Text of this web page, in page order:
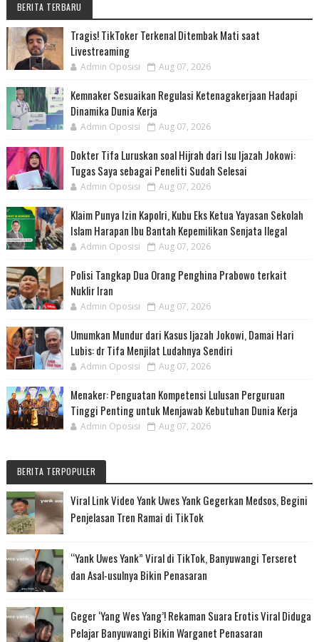
BERITA TERBARU
Tragis! TikToker Terkenal Ditembak Mati saat
Livestreaming
Admin Oposisi Aug 07, 2026
Kemnaker Sesuaikan Regulasi Ketenagakerjaan Hadapi
Dinamika Dunia Kerja
Admin Oposisi Aug 07, 2026
Dokter Tifa Luruskan soal Hijrah dari Isu Ijazah Jokowi:
Tugas Saya sebagai Peneliti Sudah Selesai
Admin Oposisi Aug 07, 2026
Klaim Punya Izin Kapolri, Kubu Eks Ketua Yayasan Sekolah
Islam Harapan Ibu Bantah Kepemilikan Senjata Ilegal
Admin Oposisi Aug 07, 2026
Polisi Tangkap Dua Orang Penghina Prabowo terkait
Nuklir Iran
Admin Oposisi Aug 07, 2026
Umumkan Mundur dari Kasus Ijazah Jokowi, Damai Hari
Lubis: dr Tifa Menjilat Ludahnya Sendiri
Admin Oposisi Aug 07, 2026
Menaker: Penguatan Kompetensi Lulusan Perguruan
Tinggi Penting untuk Menjawab Kebutuhan Dunia Kerja
Admin Oposisi Aug 07, 2026
BERITA TERPOPULER
Viral Link Video Yank Uwes Yank Gegerkan Medsos, Begini
Penjelasan Tren Ramai di TikTok
“Yank Uwes Yank” Viral di TikTok, Banyuwangi Terseret
dan Asal-usulnya Bikin Penasaran
Geger ‘Yang Wes Yang’! Rekaman Suara Erotis Viral Diduga
Pelajar Banyuwangi Bikin Warganet Penasaran